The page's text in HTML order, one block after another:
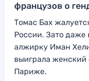
французов о
Томас Бах
России. Зато даже
алжирку Иман
выиграла
Париже.